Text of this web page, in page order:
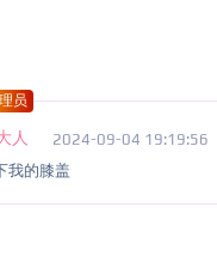
员
人
2024-09-04 19:19:56
我的膝盖